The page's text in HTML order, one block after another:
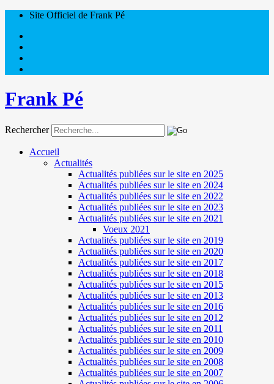
Site Officiel de Frank Pé
Frank Pé
Rechercher
Accueil
Actualités
Actualités publiées sur le site en 2025
Actualités publiées sur le site en 2024
Actualités publiées sur le site en 2022
Actualités publiées sur le site en 2023
Actualités publiées sur le site en 2021
Voeux 2021
Actualités publiées sur le site en 2019
Actualités publiées sur le site en 2020
Actualités publiées sur le site en 2017
Actualités publiées sur le site en 2018
Actualités publiées sur le site en 2015
Actualités publiées sur le site en 2013
Actualités publiées sur le site en 2016
Actualités publiées sur le site en 2012
Actualités publiées sur le site en 2011
Actualités publiées sur le site en 2010
Actualités publiées sur le site en 2009
Actualités publiées sur le site en 2008
Actualités publiées sur le site en 2007